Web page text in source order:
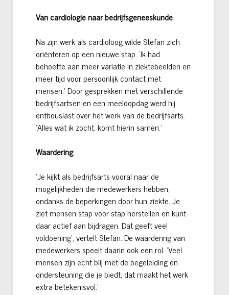
Van cardiologie naar bedrijfsgeneeskunde
Na zijn werk als cardioloog wilde Stefan zich
oriënteren op een nieuwe stap. ‘Ik had
behoefte aan meer variatie in ziektebeelden en
meer tijd voor persoonlijk contact met
mensen.’ Door gesprekken met verschillende
bedrijfsartsen en een meeloopdag werd hij
enthousiast over het werk van de bedrijfsarts.
‘Alles wat ik zocht, komt hierin samen.’
Waardering
‘Je kijkt als bedrijfsarts vooral naar de
mogelijkheden die medewerkers hebben,
ondanks de beperkingen door hun ziekte. Je
ziet mensen stap voor stap herstellen en kunt
daar actief aan bijdragen. Dat geeft veel
voldoening’, vertelt Stefan. De waardering van
medewerkers speelt daarin ook een rol. ‘Veel
mensen zijn echt blij met de begeleiding en
ondersteuning die je biedt, dat maakt het werk
extra betekenisvol.’